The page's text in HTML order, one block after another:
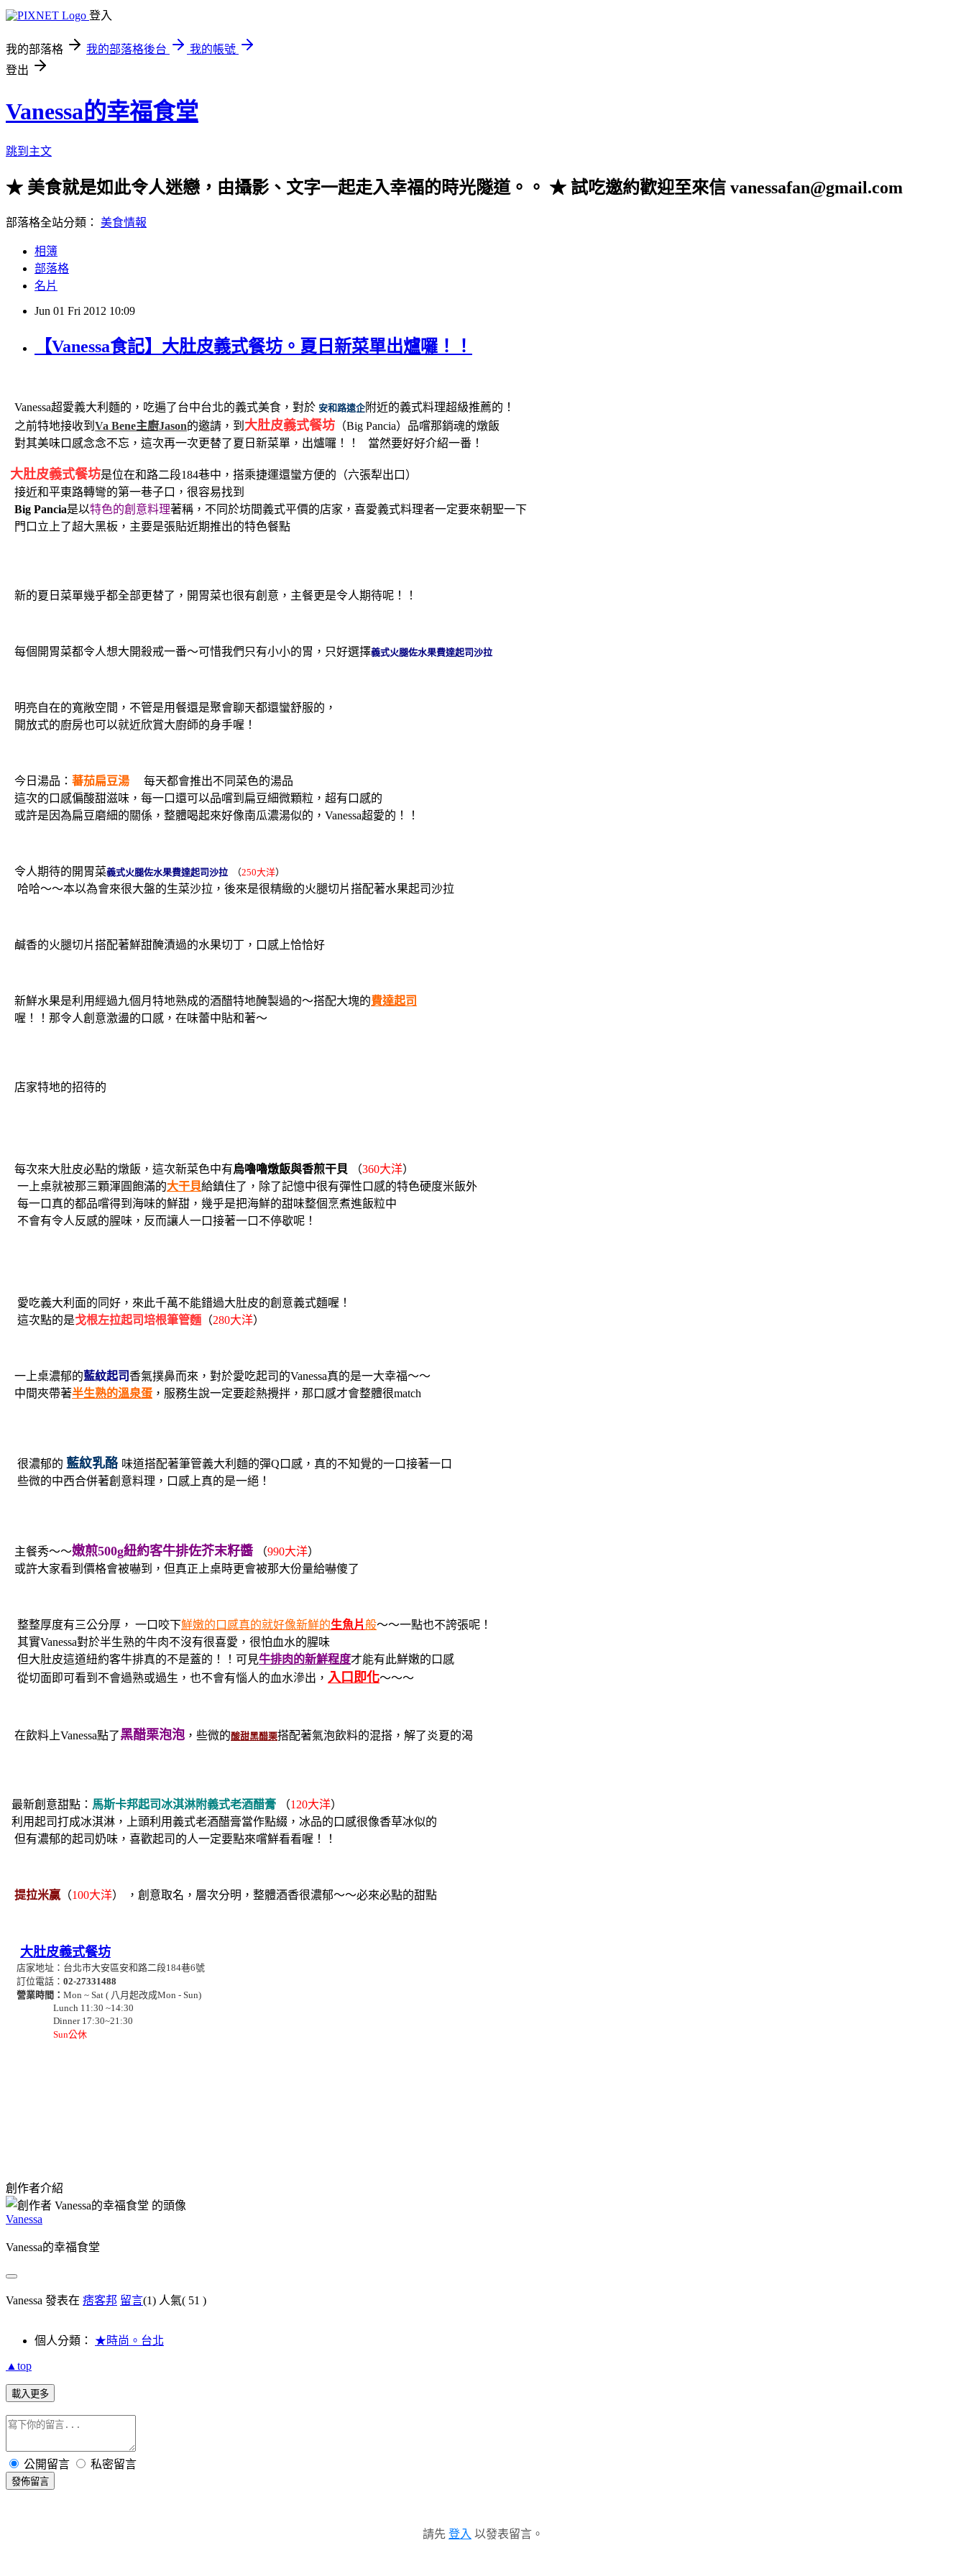
登入
我的部落格 我的部落格後台
我的帳號
登出
Vanessa的幸福食堂
跳到主文
★ 美食就是如此令人迷戀，由攝影、文字一起走入幸福的時光隧道。。 ★ 試吃邀約歡迎至來信 vanessafan@gmail.com
部落格全站分類： 美食情報
相簿
部落格
名片
Jun 01 Fri 2012 10:09
【Vanessa食記】大肚皮義式餐坊。夏日新菜單出爐囉！！
Vanessa超愛義大利麵的，吃遍了台中台北的義式美食，對於 安和路遠企附近的義式料理超級推薦的！
之前特地接收到 Va Bene主廚Jason的邀請，到 大肚皮義式餐坊 （Big Pancia）品嚐那銷魂的燉飯
對其美味口感念念不忘，這次再一次更替了夏日新菜單，出爐囉！！ 當然要好好介紹一番！
大肚皮義式餐坊是位在和路二段184巷中，搭乘捷運還蠻方便的（六張犁出口）
接近和平東路轉彎的第一巷子口，很容易找到
Big Pancia是以特色的創意料理著稱，不同於坊間義式平價的店家，喜愛義式料理者一定要來朝聖一下
門口立上了超大黑板，主要是張貼近期推出的特色餐點
新的夏日菜單幾乎都全部更替了，開胃菜也很有創意，主餐更是令人期待呢！！
每個開胃菜都令人想大開殺戒一番～可惜我們只有小小的胃，只好選擇義式火腿佐水果費達起司沙拉
明亮自在的寬敞空間，不管是用餐還是聚會聊天都還蠻舒服的，
開放式的廚房也可以就近欣賞大廚師的身手喔！
今日湯品： 蕃茄扁豆湯
每天都會推出不同菜色的湯品
這次的口感偏酸甜滋味，每一口還可以品嚐到扁豆細微顆粒，超有口感的
或許是因為扁豆磨細的關係，整體喝起來好像南瓜濃湯似的，Vanessa超愛的！！
令人期待的開胃菜義式火腿佐水果費達起司沙拉 （250大洋）
哈哈～～本以為會來很大盤的生菜沙拉，後來是很精緻的火腿切片搭配著水果起司沙拉
鹹香的火腿切片搭配著鮮甜醃漬過的水果切丁，口感上恰恰好
新鮮水果是利用經過九個月特地熟成的酒醋特地醃製過的～搭配大塊的費達起司
喔！！那令人創意激盪的口感，在味蕾中貼和著～
店家特地的招待的
每次來大肚皮必點的燉飯，這次新菜色中有烏嚕嚕燉飯與香煎干貝 （360大洋）
一上桌就被那三顆渾圓飽滿的大干貝給鎮住了，除了記憶中很有彈性口感的特色硬度米飯外
每一口真的都品嚐得到海味的鮮甜，幾乎是把海鮮的甜味整個烹煮進飯粒中
不會有令人反感的腥味，反而讓人一口接著一口不停歇呢！
愛吃義大利面的同好，來此千萬不能錯過大肚皮的創意義式麵喔！
這次點的是戈根左拉起司培根筆管麵 （280大洋）
一上桌濃郁的藍紋起司香氣撲鼻而來，對於愛吃起司的Vanessa真的是一大幸福～～
中間夾帶著半生熟的溫泉蛋 ，服務生說一定要趁熱攪拌，那口感才會整體很match
很濃郁的 藍紋乳酪 味道搭配著筆管義大利麵的彈Q口感，真的不知覺的一口接著一口
些微的中西合併著創意料理，口感上真的是一絕！
主餐秀～～嫩煎500g紐約客牛排佐芥末籽醬 （990大洋）
或許大家看到價格會被嚇到，但真正上桌時更會被那大份量給嚇傻了
整整厚度有三公分厚， 一口咬下鮮嫩的口感真的就好像新鮮的生魚片般～～一點也不誇張呢！
其實Vanessa對於半生熟的牛肉不沒有很喜愛，很怕血水的腥味
但大肚皮這道紐約客牛排真的不是蓋的！！可見牛排肉的新鮮程度才能有此鮮嫩的口感
從切面即可看到不會過熟或過生，也不會有惱人的血水滲出， 入口即化～～～
在飲料上Vanessa點了黑醋栗泡泡 ，些微的酸甜黑醋栗搭配著氣泡飲料的混搭，解了炎夏的渴
最新創意甜點： 馬斯卡邦起司冰淇淋附義式老酒醋膏 （120大洋）
利用起司打成冰淇淋，上頭利用義式老酒醋膏當作點綴，冰品的口感很像香草冰似的
但有濃郁的起司奶味，喜歡起司的人一定要點來嚐鮮看看喔！！
提拉米贏 （100大洋） ，創意取名，層次分明，整體酒香很濃郁～～必來必點的甜點
大肚皮義式餐坊
店家地址：台北市大安區安和路二段184巷6號
訂位電話： 02-27331488
營業時間： Mon ~ Sat ( 八月起改成Mon - Sun)
Lunch 11:30 ~14:30
Dinner 17:30~21:30
Sun公休
創作者介紹
Vanessa
Vanessa的幸福食堂
Vanessa 發表在 痞客邦 留言(1) 人氣( 51 )
個人分類： ★時尚。台北
▲top
載入更多
公開留言 私密留言
發佈留言
請先 登入 以發表留言。